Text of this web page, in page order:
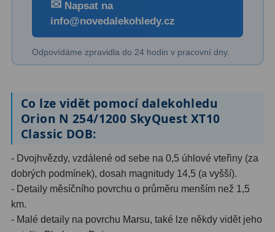
Sekundární zrcadla
Adaptéry k okulárovým
výtahům8
Kompaktní
Turistické9
Pro pozorování přírody a
ornitologie17
Monokuláry
Dárkové
✉ Napsat na
info@novedalekohledy.cz
Odpovídáme zpravidla do 24 hodin v pracovní dny.
Co lze vidět pomocí dalekohledu
Orion N 254/1200 SkyQuest XT10
Classic DOB:
- Dvojhvězdy, vzdálené od sebe na 0,5 úhlové vteřiny (za
dobrých podmínek), dosah magnitudy 14,5 (a vyšší).
- Detaily měsíčního povrchu o průměru menším než 1,5
km.
- Malé detaily na povrchu Marsu, také lze někdy vidět jeho